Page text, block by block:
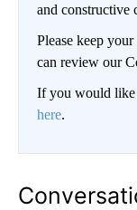
and constructive
Please keep
can review our
If you would like
here.